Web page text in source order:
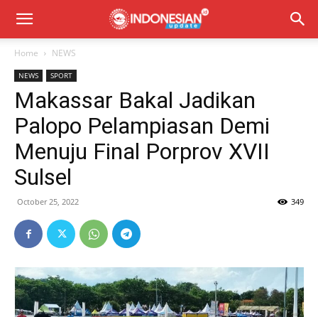
Home NEWS
NEWS SPORT
Makassar Bakal Jadikan
Palopo Pelampiasan Demi
Menuju Final Porprov XVII
Sulsel
October 25, 2022 349